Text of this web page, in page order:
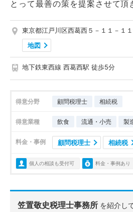
とって最善の策を提案させて頂
東京都江戸川区西葛西５－１１－１
地図
地下鉄東西線 西葛西駅 徒歩5分
得意分野 顧問税理士 相続税
得意業種 飲食 流通・小売 製
料金・事例 顧問税理士 相続税
個人の相談も受付可 料金・事例あり
笠置敬史税理士事務所 を紹介し